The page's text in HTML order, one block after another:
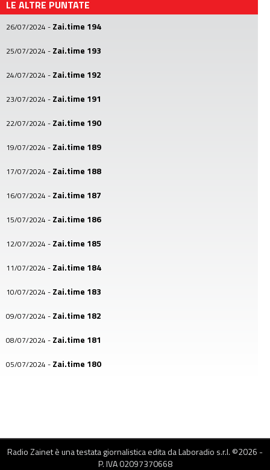
LE ALTRE PUNTATE
26/07/2024 - Zai.time 194
25/07/2024 - Zai.time 193
24/07/2024 - Zai.time 192
23/07/2024 - Zai.time 191
22/07/2024 - Zai.time 190
19/07/2024 - Zai.time 189
17/07/2024 - Zai.time 188
16/07/2024 - Zai.time 187
15/07/2024 - Zai.time 186
12/07/2024 - Zai.time 185
11/07/2024 - Zai.time 184
10/07/2024 - Zai.time 183
09/07/2024 - Zai.time 182
08/07/2024 - Zai.time 181
05/07/2024 - Zai.time 180
02/07/2024-Zai.time 177
Zai.time 176
Radio Zainet è una testata giornalistica edita da Laboradio s.r.l. ©2026 -
P. IVA 02097370668